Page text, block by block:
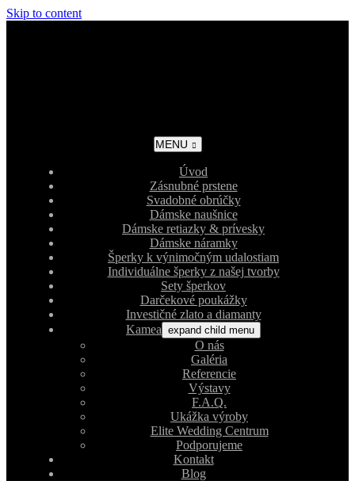
Skip to content
MENU
Úvod
Zásnubné prstene
Svadobné obrúčky
Dámske naušnice
Dámske retiazky & prívesky
Dámske náramky
Šperky k výnimočným udalostiam
Individuálne šperky z našej tvorby
Sety šperkov
Darčekové poukážky
Investičné zlato a diamanty
Kamea expand child menu
O nás
Galéria
Referencie
Výstavy
F.A.Q.
Ukážka výroby
Elite Wedding Centrum
Podporujeme
Kontakt
Blog